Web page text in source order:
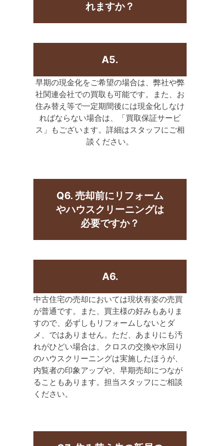
れますか？
A5.
早期の現金化をご希望の場合は、弊社や弊
社関連会社での買取も可能です。また、お
住み替え等で一定期間後には現金化しなけ
ればならない場合は、「買取保証サービ
ス」もございます。詳細はスタッフにご相
談ください。
Q6. 売却前にリフォーム
やハウスクリーニングは
必要ですか？
A6.
中古住宅の売却においては現状有姿の売買
が普通です。また、買主様の好みもありま
すので、必ずしもリフォームしないとダ
メ、ではありません。ただ、あまりにも汚
れがひどい場合は、クロスの交換や水回り
のハウスクリーニングは実施したほうが、
内覧者の印象アップや、早期売却につなが
ることもあります。担当スタッフにご相談
ください。